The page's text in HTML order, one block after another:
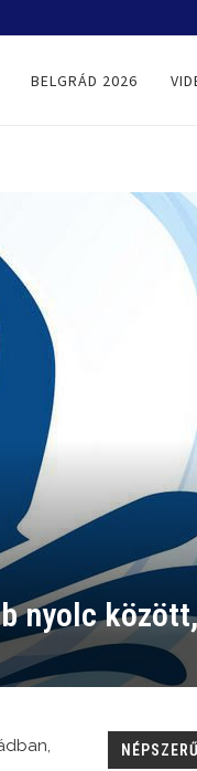
BELGRÁD 2026
nyolc